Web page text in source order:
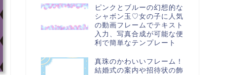
ピンクとブルーの幻想的な
シャボン玉♡女の子に人気
の動画フレームでテキスト
入力、写真合成が可能な便
利で簡単なテンプレート
真珠のかわいいフレーム！
結婚式の案内や招待状の飾